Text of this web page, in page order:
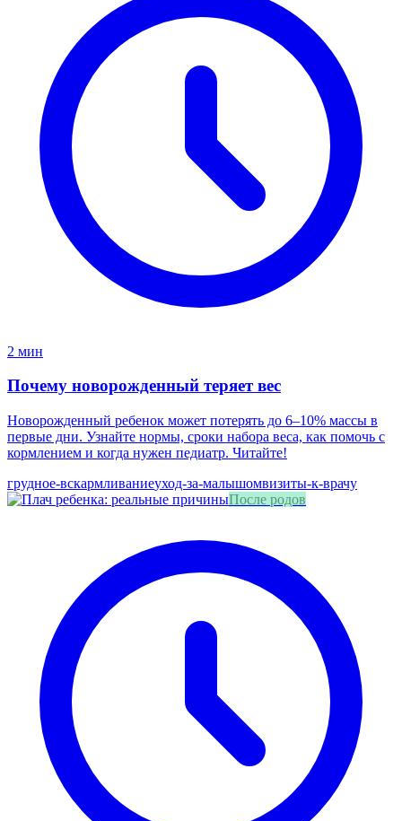
2 мин
Почему новорожденный теряет вес
Новорожденный ребенок может потерять до 6–10% массы в
первые дни. Узнайте нормы, сроки набора веса, как помочь с
кормлением и когда нужен педиатр. Читайте!
грудное-вскармливаниеуход-за-малышомвизиты-к-врачу
После родов